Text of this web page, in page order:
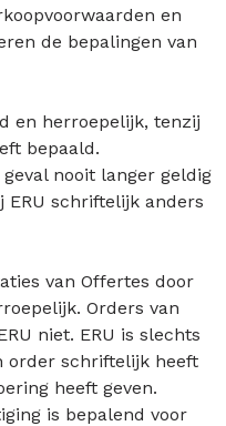
en
de bepalingen van
en herroepelijk, tenzij
bepaald.
nooit langer geldig
schriftelijk anders
van Offertes door
Orders van
niet. ERU is slechts
order schriftelijk heeft
heeft geven.
is bepalend voor